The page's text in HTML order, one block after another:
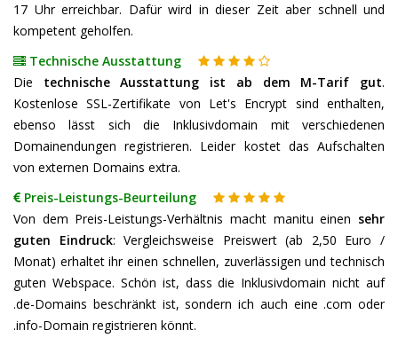
17 Uhr erreichbar. Dafür wird in dieser Zeit aber schnell und
kompetent geholfen.
Technische Ausstattung
Die technische Ausstattung ist ab dem M-Tarif gut.
Kostenlose SSL-Zertifikate von Let's Encrypt sind enthalten,
ebenso lässt sich die Inklusivdomain mit verschiedenen
Domainendungen registrieren. Leider kostet das Aufschalten
von externen Domains extra.
Preis-Leistungs-Beurteilung
Von dem Preis-Leistungs-Verhältnis macht manitu einen sehr
guten Eindruck: Vergleichsweise Preiswert (ab 2,50 Euro /
Monat) erhaltet ihr einen schnellen, zuverlässigen und technisch
guten Webspace. Schön ist, dass die Inklusivdomain nicht auf
.de-Domains beschränkt ist, sondern ich auch eine .com oder
.info-Domain registrieren könnt.